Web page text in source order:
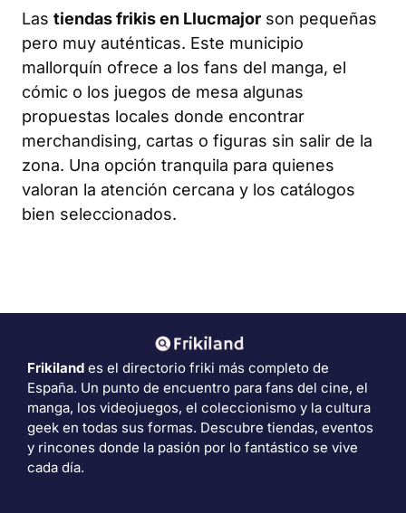
Las tiendas frikis en Llucmajor son pequeñas
pero muy auténticas. Este municipio
mallorquín ofrece a los fans del manga, el
cómic o los juegos de mesa algunas
propuestas locales donde encontrar
merchandising, cartas o figuras sin salir de la
zona. Una opción tranquila para quienes
valoran la atención cercana y los catálogos
bien seleccionados.
Frikiland es el directorio friki más completo de
España. Un punto de encuentro para fans del cine, el
manga, los videojuegos, el coleccionismo y la cultura
geek en todas sus formas. Descubre tiendas, eventos
y rincones donde la pasión por lo fantástico se vive
cada día.